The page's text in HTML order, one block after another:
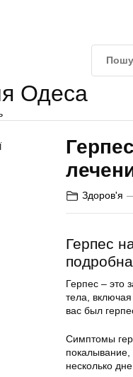
Одеса
Здоров'я
Герпес
Герпес – это
тела,
вас был
Симптомы
покалывание,
несколько